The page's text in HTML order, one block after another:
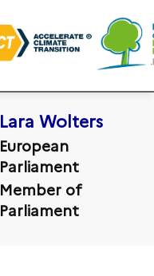
Lara Wolters
European
Parliament
Member of
Parliament